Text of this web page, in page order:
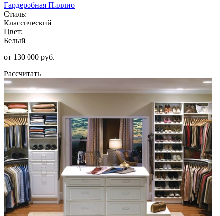
Гардеробная Пиллио
Стиль:
Классический
Цвет:
Белый
от 130 000 руб.
Рассчитать